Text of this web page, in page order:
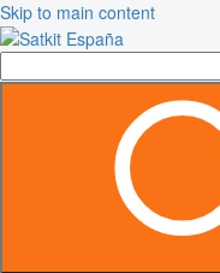
Skip to main content